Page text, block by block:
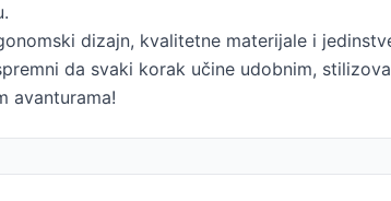
dizajn, kvalitetne materijale i
da svaki korak učine udobnim,
avanturama!